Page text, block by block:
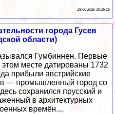
29 06 2026 10:36:16
города Гусев
области)
Гумбиннен. Первые
месте датированы 1732
прибыли австрийские
— промышленный город со
сохранился прусский и
в архитектурных
времён....